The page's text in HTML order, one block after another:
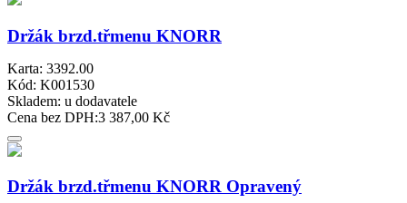
Držák brzd.třmenu KNORR
Karta: 3392.00
Kód: K001530
Skladem: u dodavatele
Cena bez DPH:3 387,00 Kč
Držák brzd.třmenu KNORR Opravený